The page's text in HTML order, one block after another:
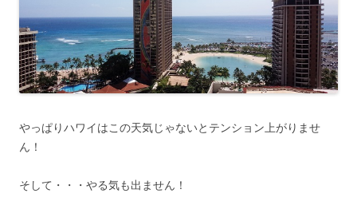
やっぱりハワイはこの天気じゃないとテンション上がりませ
ん！
そして・・・やる気も出ません！